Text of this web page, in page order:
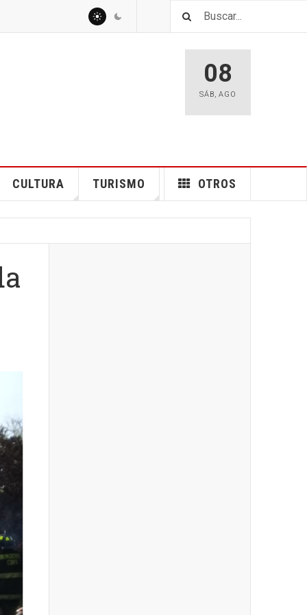
08
SÁB, AGO
CULTURA TURISMO OTROS